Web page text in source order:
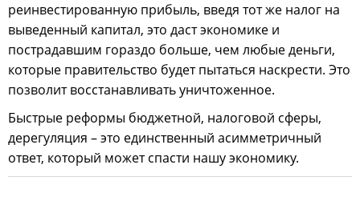
реинвестированную прибыль, введя тот же налог на
выведенный капитал, это даст экономике и
пострадавшим гораздо больше, чем любые деньги,
которые правительство будет пытаться наскрести. Это
позволит восстанавливать уничтоженное.
Быстрые реформы бюджетной, налоговой сферы,
дерегуляция – это единственный асимметричный
ответ, который может спасти нашу экономику.